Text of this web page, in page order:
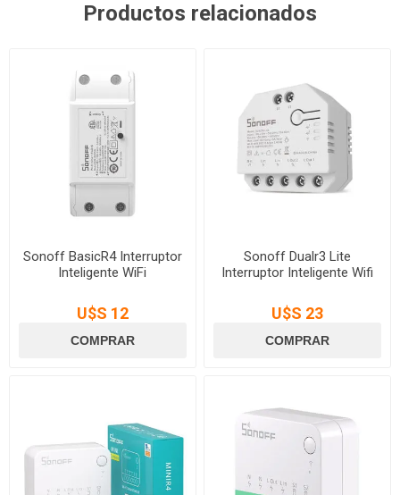
Productos relacionados
Sonoff BasicR4 Interruptor
Inteligente WiFi
U$S 12
Sonoff Dualr3 Lite
Interruptor Inteligente Wifi
U$S 23